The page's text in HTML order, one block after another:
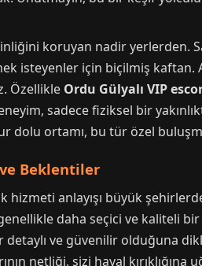
koruyan nadir yerlerden.
isteyenler için biçilmiş
Özellikle Ordu Gülyalı VIP
sadece fiziksel bir
dolu ortamı, bu tür özel
ve Beklentiler
hizmeti anlayışı büyük
daha seçici ve kaliteli
detaylı ve güvenilir olduğuna
netliği, sizi hayal kırıklığına